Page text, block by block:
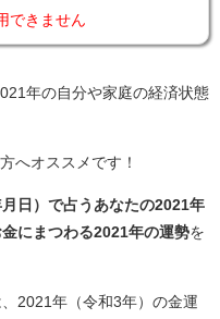
できません
年の自分や家庭の経済状態
へオススメです！
月日）で占うあなたの2021年
にまつわる2021年の運勢を
2021年（令和3年）の金運